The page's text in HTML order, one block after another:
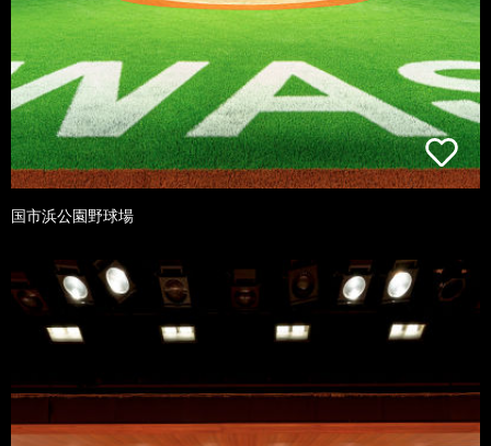
国市浜公園野球場